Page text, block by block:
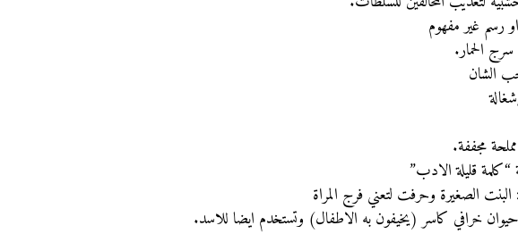
رسم غير مفهوم
الحمار.
الشان
مجففة.
قليلة الادب”
الصغيرة وحرفت لتعني فرج المراة
خرافي كاسر (يخيفون به الاطفال) وتستخدم ايضا للاسد.